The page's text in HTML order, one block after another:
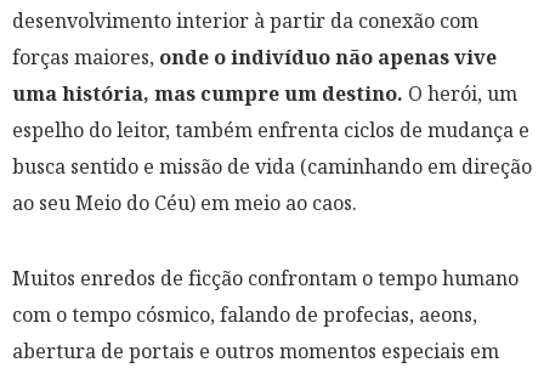
desenvolvimento interior à partir da conexão com
forças maiores, onde o indivíduo não apenas vive
uma história, mas cumpre um destino. O herói, um
espelho do leitor, também enfrenta ciclos de mudança e
busca sentido e missão de vida (caminhando em direção
ao seu Meio do Céu) em meio ao caos.
Muitos enredos de ficção confrontam o tempo humano
com o tempo cósmico, falando de profecias, aeons,
abertura de portais e outros momentos especiais em